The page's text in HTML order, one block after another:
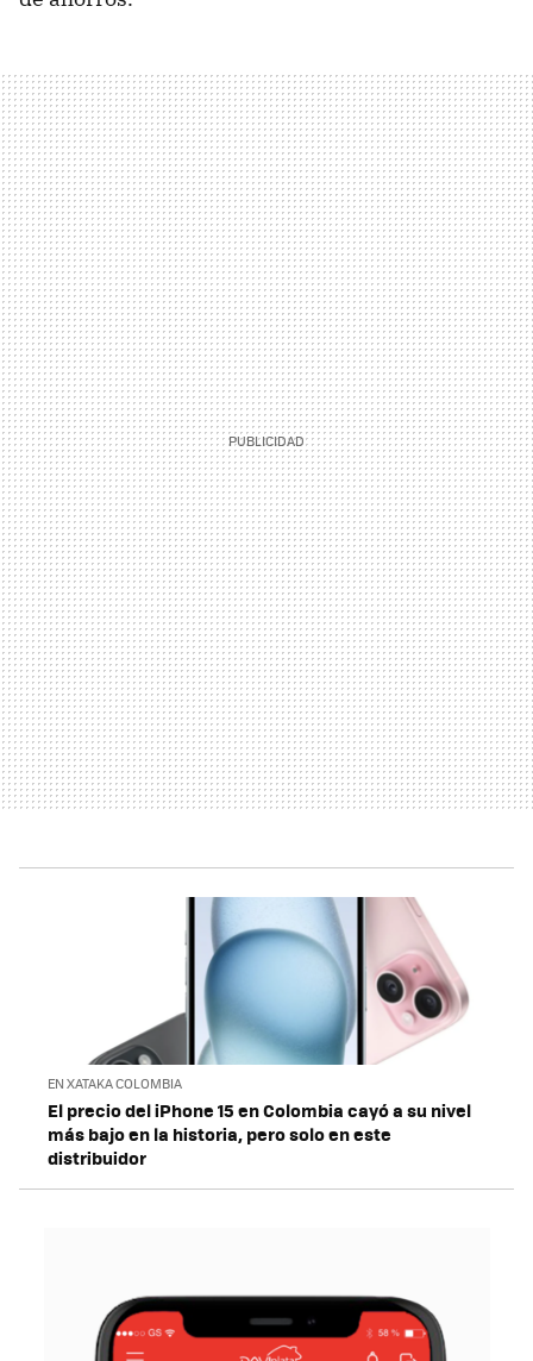
EN XATAKA COLOMBIA
El precio del iPhone 15 en Colombia cayó a su nivel
más bajo en la historia, pero solo en este
distribuidor